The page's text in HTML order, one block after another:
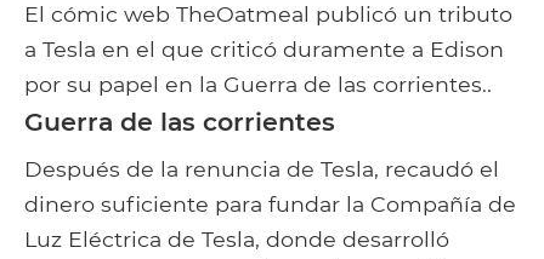
El cómic web TheOatmeal publicó un tributo
a Tesla en el que criticó duramente a Edison
por su papel en la Guerra de las corrientes..
Guerra de las corrientes
Después de la renuncia de Tesla, recaudó el
dinero suficiente para fundar la Compañía de
Luz Eléctrica de Tesla, donde desarrolló